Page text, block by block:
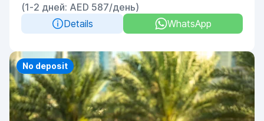
(1-2 дней: AED 587/день)
Details
WhatsApp
Priority
No deposit